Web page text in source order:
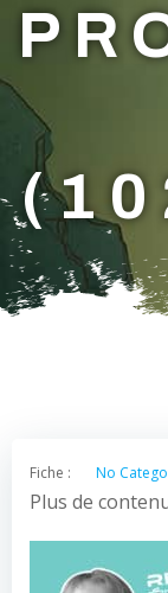
Fiche : No
Plus de